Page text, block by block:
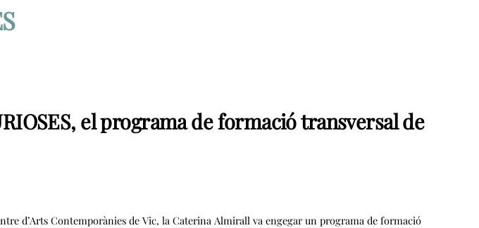
el programa de formació transversal de
d’Arts Contemporànies de Vic, la Caterina Almirall va engegar un programa de formació